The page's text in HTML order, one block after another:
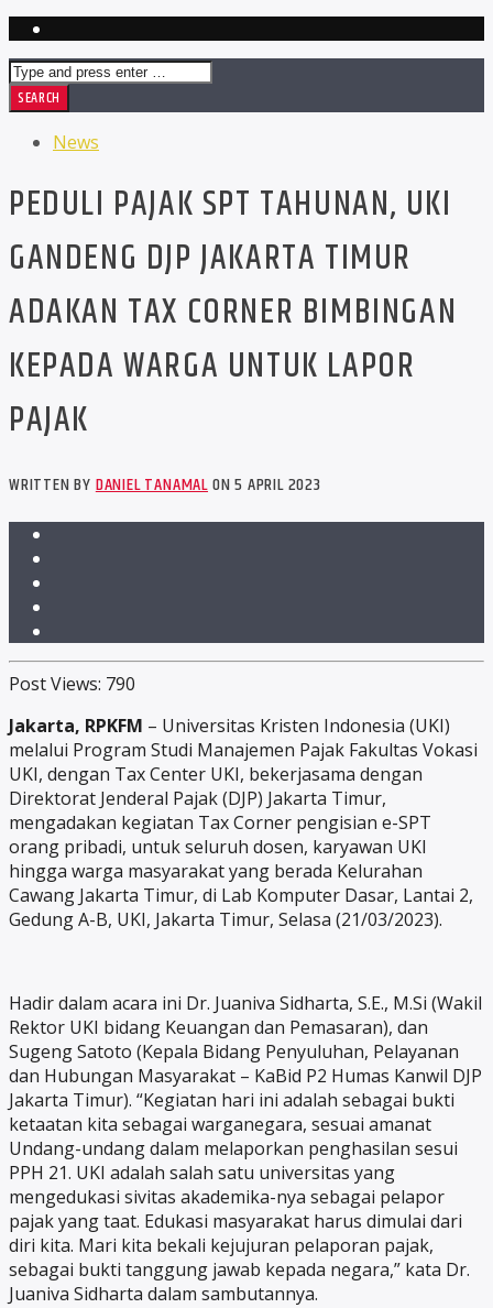
News
PEDULI PAJAK SPT TAHUNAN, UKI
GANDENG DJP JAKARTA TIMUR
ADAKAN TAX CORNER BIMBINGAN
KEPADA WARGA UNTUK LAPOR
PAJAK
WRITTEN BYDANIEL TANAMALON 5 APRIL 2023
Post Views: 790
Jakarta, RPKFM – Universitas Kristen Indonesia (UKI)
melalui Program Studi Manajemen Pajak Fakultas Vokasi
UKI, dengan Tax Center UKI, bekerjasama dengan
Direktorat Jenderal Pajak (DJP) Jakarta Timur,
mengadakan kegiatan Tax Corner pengisian e-SPT
orang pribadi, untuk seluruh dosen, karyawan UKI
hingga warga masyarakat yang berada Kelurahan
Cawang Jakarta Timur, di Lab Komputer Dasar, Lantai 2,
Gedung A-B, UKI, Jakarta Timur, Selasa (21/03/2023).
Hadir dalam acara ini Dr. Juaniva Sidharta, S.E., M.Si (Wakil
Rektor UKI bidang Keuangan dan Pemasaran), dan
Sugeng Satoto (Kepala Bidang Penyuluhan, Pelayanan
dan Hubungan Masyarakat – KaBid P2 Humas Kanwil DJP
Jakarta Timur). “Kegiatan hari ini adalah sebagai bukti
ketaatan kita sebagai warganegara, sesuai amanat
Undang-undang dalam melaporkan penghasilan sesui
PPH 21. UKI adalah salah satu universitas yang
mengedukasi sivitas akademika-nya sebagai pelapor
pajak yang taat. Edukasi masyarakat harus dimulai dari
diri kita. Mari kita bekali kejujuran pelaporan pajak,
sebagai bukti tanggung jawab kepada negara,” kata Dr.
Juaniva Sidharta dalam sambutannya.